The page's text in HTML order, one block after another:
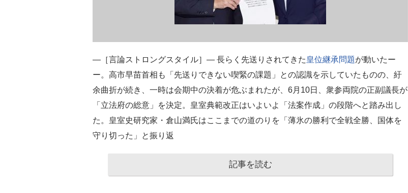
―［言論ストロングスタイル］― 長らく先送りされてきた皇位継承問題が動いたー
ー。高市早苗首相も「先送りできない喫緊の課題」との認識を示していたものの、紆
余曲折が続き、一時は会期中の決着が危ぶまれたが、6月10日、衆参両院の正副議長が
「立法府の総意」を決定。皇室典範改正はいよいよ「法案作成」の段階へと踏み出し
た。皇室史研究家・倉山満氏はここまでの道のりを「薄氷の勝利で全戦全勝、国体を
守り切った」と振り返
記事を読む